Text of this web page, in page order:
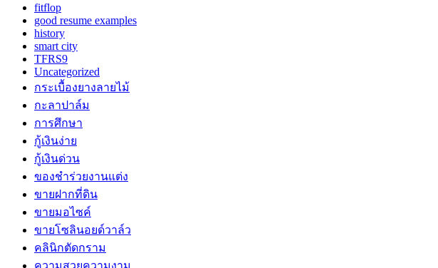
fitflop
good resume examples
history
smart city
TFRS9
Uncategorized
กระเบื้องยางลายไม้
กะลาปาล์ม
การศึกษา
กู้เงินง่าย
กู้เงินด่วน
ของชำร่วยงานแต่ง
ขายฝากที่ดิน
ขายมอไซค์
ขายโซลินอยด์วาล์ว
คลินิกตัดกราม
ความสวยความงาม